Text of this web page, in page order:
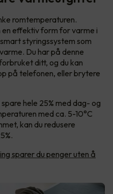
romtemperaturen.
effektiv form for varme i
styringssystem som
Du har på denne
ditt, og du kan
på telefonen, eller brytere
hele 25% med dag- og
med ca. 5-10°C
kan du redusere
sparer du penger uten å